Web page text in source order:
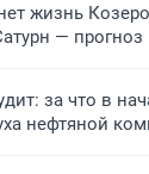
жизнь
— прогноз
за что в
нефтяной